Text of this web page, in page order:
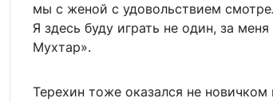
мы с женой с удовольствием
Я здесь буду играть не один, за
Мухтар».
Терехин тоже оказался не